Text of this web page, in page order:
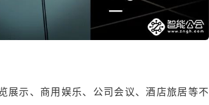
展示、商用娱乐、公司会议、酒店旅居等不